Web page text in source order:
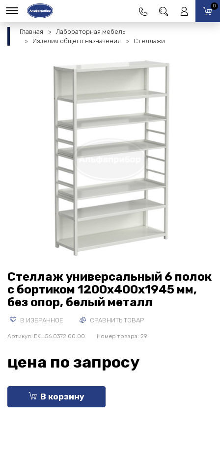
0
Главная
Лабораторная мебель
Изделия общего назначения
Стеллажи
Стеллаж универсальный 6 полок
с бортиком 1200x400x1945 мм,
без опор, белый металл
В ИЗБРАННОЕ СРАВНИТЬ ТОВАР
Артикул: EK_56.0372.00.00 Номер товара: 29
цена по запросу
В корзину